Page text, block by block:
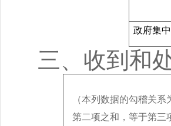
政府集
三、收到和
（本列数据的勾稽关系
第二项之和，等于第三